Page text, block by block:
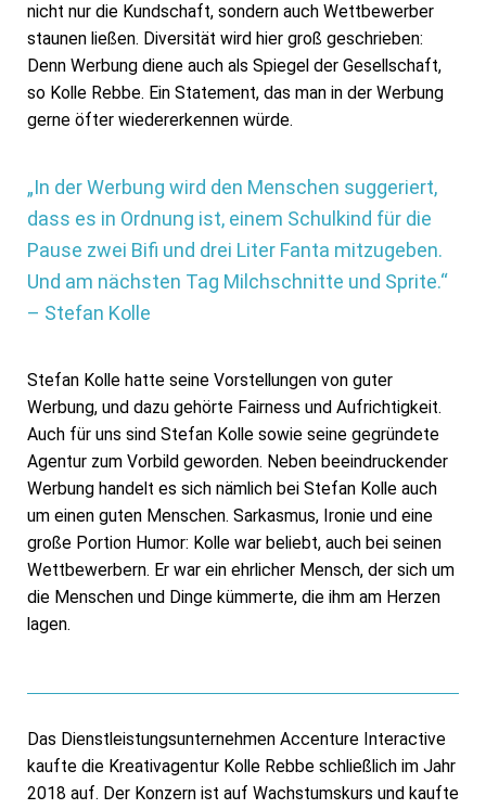
nicht nur die Kundschaft, sondern auch Wettbewerber
staunen ließen. Diversität wird hier groß geschrieben:
Denn Werbung diene auch als Spiegel der Gesellschaft,
so Kolle Rebbe. Ein Statement, das man in der Werbung
gerne öfter wiedererkennen würde.
„In der Werbung wird den Menschen suggeriert,
dass es in Ordnung ist, einem Schulkind für die
Pause zwei Bifi und drei Liter Fanta mitzugeben.
Und am nächsten Tag Milchschnitte und Sprite.“
– Stefan Kolle
Stefan Kolle hatte seine Vorstellungen von guter
Werbung, und dazu gehörte Fairness und Aufrichtigkeit.
Auch für uns sind Stefan Kolle sowie seine gegründete
Agentur zum Vorbild geworden. Neben beeindruckender
Werbung handelt es sich nämlich bei Stefan Kolle auch
um einen guten Menschen. Sarkasmus, Ironie und eine
große Portion Humor: Kolle war beliebt, auch bei seinen
Wettbewerbern. Er war ein ehrlicher Mensch, der sich um
die Menschen und Dinge kümmerte, die ihm am Herzen
lagen.
Das Dienstleistungsunternehmen Accenture Interactive
kaufte die Kreativagentur Kolle Rebbe schließlich im Jahr
2018 auf. Der Konzern ist auf Wachstumskurs und kaufte